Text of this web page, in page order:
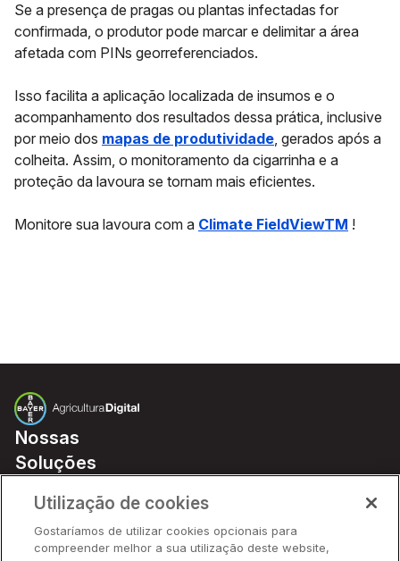
Se a presença de pragas ou plantas infectadas for
confirmada, o produtor pode marcar e delimitar a área
afetada com PINs georreferenciados.
Isso facilita a aplicação localizada de insumos e o
acompanhamento dos resultados dessa prática, inclusive
por meio dos mapas de produtividade, gerados após a
colheita. Assim, o monitoramento da cigarrinha e a
proteção da lavoura se tornam mais eficientes.
Monitore sua lavoura com a Climate FieldViewTM !
Nossas
Soluções
Parceiros
Hardware
Utilização de cookies
Gostaríamos de utilizar cookies opcionais para
compreender melhor a sua utilização deste website,